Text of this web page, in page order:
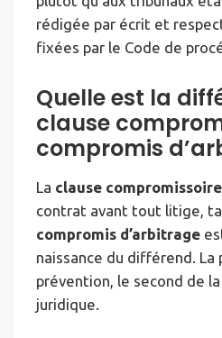
rédigée par écrit et
fixées par le Code de
Quelle est la
clause
compromis
La clause compromissoire
contrat avant tout litige,
compromis d’arbitrage
naissance du différend.
prévention, le second de
juridique.